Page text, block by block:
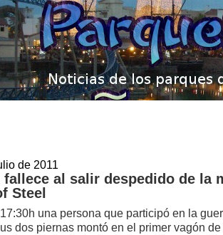
de 2011
fallece al salir despedido de la
Steel
una persona que participó en la
dos piernas montó en el primer vagón